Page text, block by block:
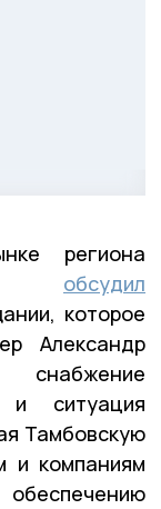
региона
обсудил
которое
Александр
и ситуация
Тамбовскую
и компаниям